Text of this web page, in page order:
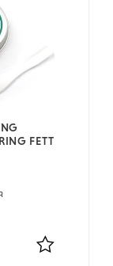
FETT
Lägg till i